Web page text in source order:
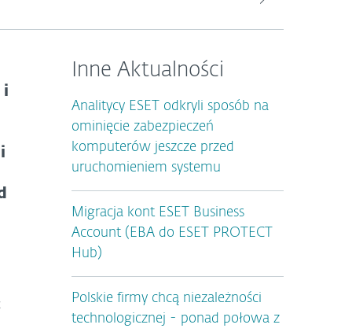
i
Inne Aktualności
Analitycy ESET odkryli sposób na
ominięcie zabezpieczeń
komputerów jeszcze przed
uruchomieniem systemu
Migracja kont ESET Business
Account (EBA do ESET PROTECT
Hub)
Polskie firmy chcą niezależności
technologicznej - ponad połowa z